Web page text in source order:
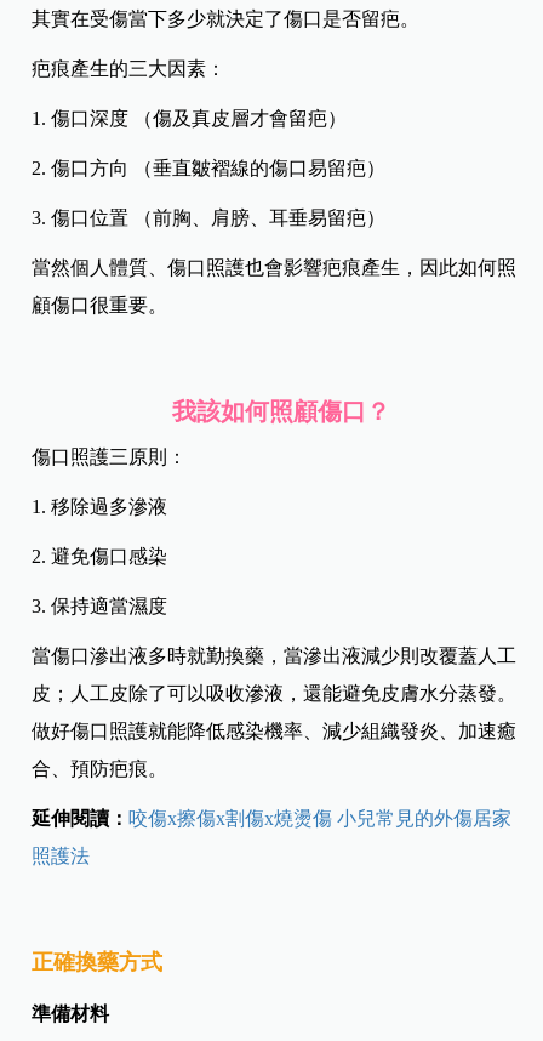
其實在受傷當下多少就決定了傷口是否留疤。
疤痕產生的三大因素：
1. 傷口深度 （傷及真皮層才會留疤）
2. 傷口方向 （垂直皺褶線的傷口易留疤）
3. 傷口位置 （前胸、肩膀、耳垂易留疤）
當然個人體質、傷口照護也會影響疤痕產生，因此如何照
顧傷口很重要。
我該如何照顧傷口？
傷口照護三原則：
1. 移除過多滲液
2. 避免傷口感染
3. 保持適當濕度
當傷口滲出液多時就勤換藥，當滲出液減少則改覆蓋人工
皮；人工皮除了可以吸收滲液，還能避免皮膚水分蒸發。
做好傷口照護就能降低感染機率、減少組織發炎、加速癒
合、預防疤痕。
延伸閱讀： 咬傷x擦傷x割傷x燒燙傷 小兒常見的外傷居家
照護法
正確換藥方式
準備材料